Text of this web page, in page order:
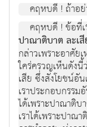
คฤหบดี ! ถ้าอย่
คฤหบดี ! ข้อที่เ
ปาณาติบาต ละเ
กล่าวเพราะอาศั
ใคร่ครวญเห็นดัง
เสีย ซึ่งสังโยชน์อั
เราประกอบกรร
ได้เพราะปาณาติ
เราได้เพราะปาณ